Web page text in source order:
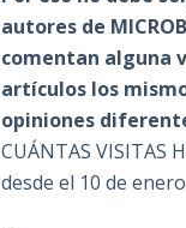
autores de
comentan alguna
artículos los
opiniones
CUÁNTAS VISITAS
desde el 10 de